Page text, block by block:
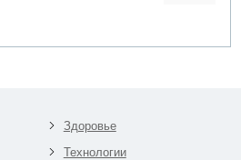
Здоровье
Технологии